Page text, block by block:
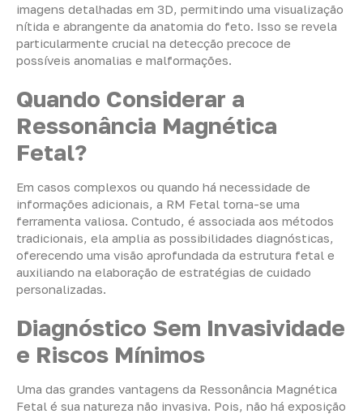
imagens detalhadas em 3D, permitindo uma visualização
nítida e abrangente da anatomia do feto. Isso se revela
particularmente crucial na detecção precoce de
possíveis anomalias e malformações.
Quando Considerar a
Ressonância Magnética
Fetal?
Em casos complexos ou quando há necessidade de
informações adicionais, a RM Fetal torna-se uma
ferramenta valiosa. Contudo, é associada aos métodos
tradicionais, ela amplia as possibilidades diagnósticas,
oferecendo uma visão aprofundada da estrutura fetal e
auxiliando na elaboração de estratégias de cuidado
personalizadas.
Diagnóstico Sem Invasividade
e Riscos Mínimos
Uma das grandes vantagens da Ressonância Magnética
Fetal é sua natureza não invasiva. Pois, não há exposição